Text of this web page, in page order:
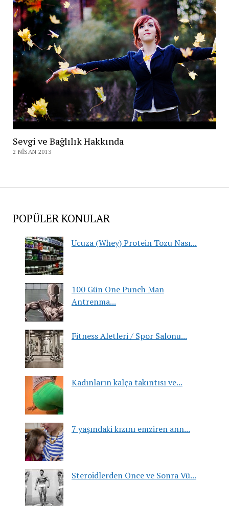
POPÜLER KONULAR
Ucuza (Whey) Protein Tozu Nası...
100 Gün One Punch Man
Antrenma...
Fitness Aletleri / Spor Salonu...
Kadınların kalça takıntısı ve...
7 yaşındaki kızını emziren ann...
Steroidlerden Önce ve Sonra Vü...
Sevgi ve Bağlılık Hakkında
2 NISAN 2013